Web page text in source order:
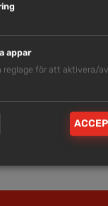
medarbetare är
samlat utbud
maskinpark
appar
reglage för att aktivera/